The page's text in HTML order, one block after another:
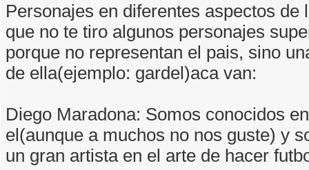
Personajes en diferentes aspectos de
que no te tiro algunos personajes
porque no representan el pais, sino
de ella(ejemplo: gardel)aca van:
Diego Maradona: Somos conocidos
el(aunque a muchos no nos guste) y
un gran artista en el arte de hacer